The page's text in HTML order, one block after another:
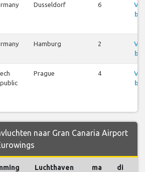
Dusseldorf 6
Hamburg 2
Prague 4
naar Gran Canaria Airport
Luchthaven ma di